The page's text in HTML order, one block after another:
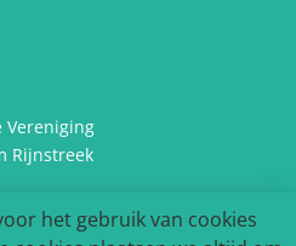
Vereniging
Rijnstreek
het gebruik van cookies